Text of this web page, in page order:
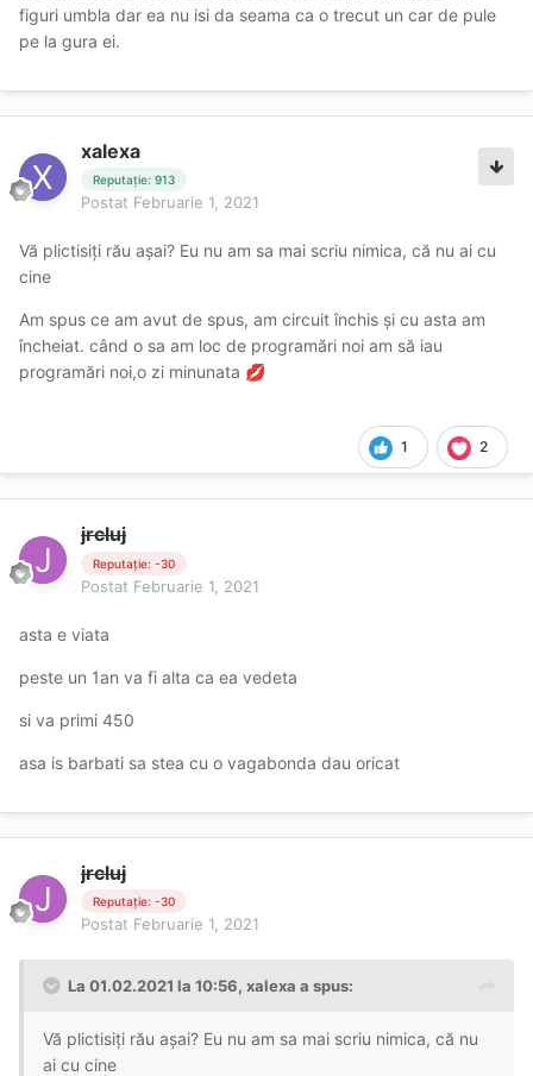
figuri umbla dar ea nu isi da seama ca o trecut un car de pule
pe la gura ei.
xalexa
Reputație: 913
Postat Februarie 1, 2021
Vă plictisiți rău așai? Eu nu am sa mai scriu nimica, că nu ai cu
cine
Am spus ce am avut de spus, am circuit închis și cu asta am
încheiat. când o sa am loc de programări noi am să iau
programări noi,o zi minunata 💋
1 2
jrcluj
Reputație: -30
Postat Februarie 1, 2021
asta e viata
peste un 1an va fi alta ca ea vedeta
si va primi 450
asa is barbati sa stea cu o vagabonda dau oricat
jrcluj
Reputație: -30
Postat Februarie 1, 2021
La 01.02.2021 la 10:56, xalexa a spus:
Vă plictisiți rău așai? Eu nu am sa mai scriu nimica, că nu
ai cu cine